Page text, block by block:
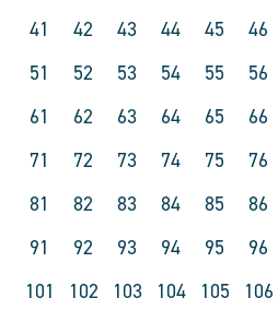
41
42 43 44 45 46
51
52 53 54 55 56
61
62 63 64 65 66
71
72 73 74 75 76
81
82 83 84 85 86
91
92 93 94 95 96
101
102 103 104 105 106